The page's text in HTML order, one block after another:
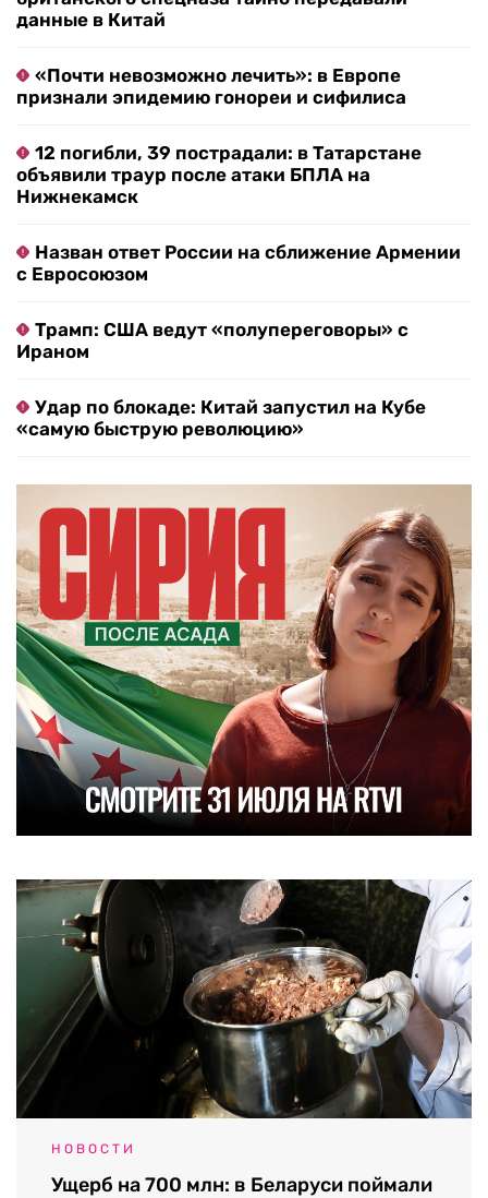
данные в Китай
«Почти невозможно лечить»: в Европе
признали эпидемию гонореи и сифилиса
12 погибли, 39 пострадали: в Татарстане
объявили траур после атаки БПЛА на
Нижнекамск
Назван ответ России на сближение Армении
с Евросоюзом
Трамп: США ведут «полупереговоры» с
Ираном
Удар по блокаде: Китай запустил на Кубе
«самую быструю революцию»
НОВОСТИ
Ущерб на 700 млн: в Беларуси поймали